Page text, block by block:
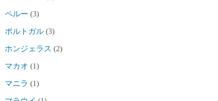
ペルー (3)
ポルトガル (3)
ホンジェラス (2)
マカオ (1)
マニラ (1)